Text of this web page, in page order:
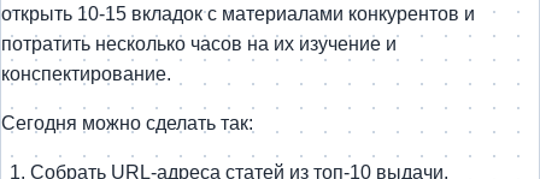
открыть 10-15 вкладок с материалами конкурентов и
потратить несколько часов на их изучение и
конспектирование.
Сегодня можно сделать так:
Собрать URL-адреса статей из топ-10 выдачи.